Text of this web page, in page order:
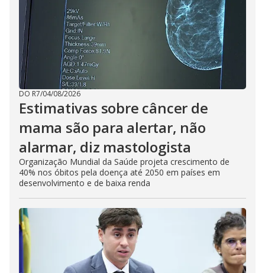
DO R7/04/08/2026
Estimativas sobre câncer de
mama são para alertar, não
alarmar, diz mastologista
Organização Mundial da Saúde projeta crescimento de
40% nos óbitos pela doença até 2050 em países em
desenvolvimento e de baixa renda